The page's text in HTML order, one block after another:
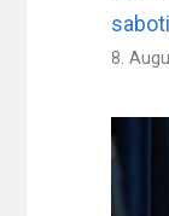
8.